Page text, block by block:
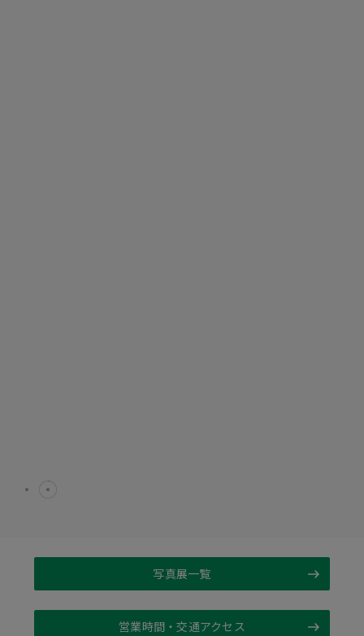
写真展一覧
営業時間・交通アクセス